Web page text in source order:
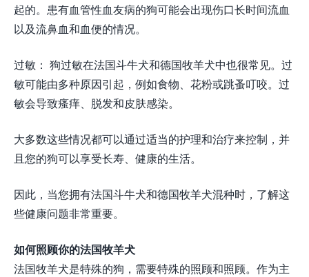
起的。患有血管性血友病的狗可能会出现伤口长时间流血
以及流鼻血和血便的情况。
过敏： 狗过敏在法国斗牛犬和德国牧羊犬中也很常见。过
敏可能由多种原因引起，例如食物、花粉或跳蚤叮咬。过
敏会导致瘙痒、脱发和皮肤感染。
大多数这些情况都可以通过适当的护理和治疗来控制，并
且您的狗可以享受长寿、健康的生活。
因此，当您拥有法国斗牛犬和德国牧羊犬混种时，了解这
些健康问题非常重要。
如何照顾你的法国牧羊犬
法国牧羊犬是特殊的狗，需要特殊的照顾和照顾。作为主